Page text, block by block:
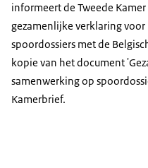
informeert de Tweede
gezamenlijke verklaring
spoordossiers met de
kopie van het document
samenwerking op
Kamerbrief.